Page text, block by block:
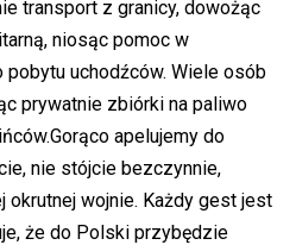
transport z granicy, dowożąc
niosąc pomoc w
uchodźców. Wiele osób
prywatnie zbiórki na paliwo
apelujemy do
nie stójcie bezczynnie,
okrutnej wojnie. Każdy gest jest
że do Polski przybędzie